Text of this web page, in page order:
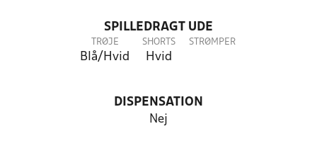
SPILLEDRAGT UDE
TRØJE
Blå/Hvid
SHORTS
Hvid
STRØMPER
DISPENSATION
Nej